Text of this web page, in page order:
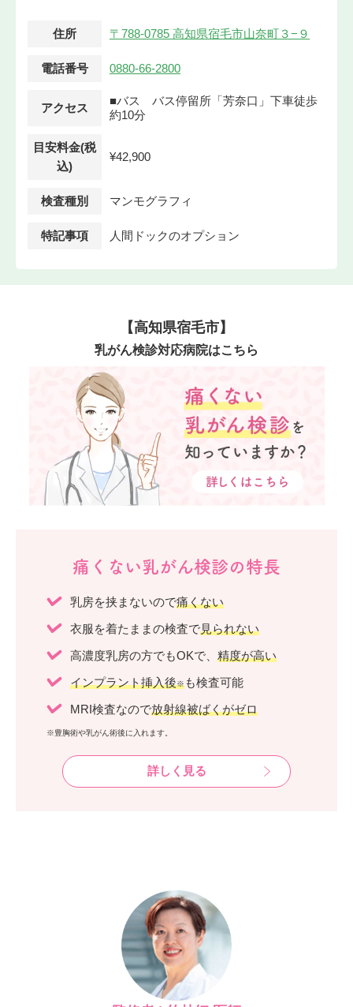
住所 〒788-0785 高知県宿毛市山奈町３−９
電話番号 0880-66-2800
アクセス
■バス バス停留所「芳奈口」下車徒歩
約10分
目安料金(税
込)
¥42,900
検査種別 マンモグラフィ
特記事項 人間ドックのオプション
【高知県宿毛市】
乳がん検診対応病院はこちら
痛くない乳がん検診の特長
乳房を挟まないので痛くない
衣服を着たままの検査で見られない
高濃度乳房の方でもOKで、 精度が高い
インプラント挿入後※ も検査可能
MRI検査なので放射線被ばくがゼロ
※豊胸術や乳がん術後に入れます。
詳しく見る